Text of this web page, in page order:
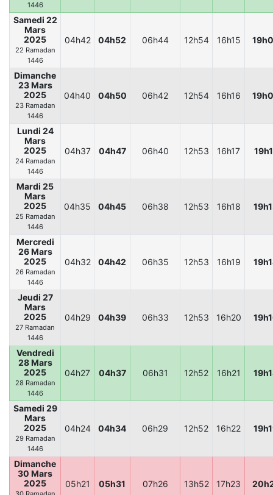
1446
Samedi 22
Mars
2025
22 Ramadan
1446
04h42 04h52 06h44 12h54 16h15
Dimanche
23 Mars
2025
23 Ramadan
1446
04h40 04h50 06h42 12h54 16h16
Lundi 24
Mars
2025
24 Ramadan
1446
04h37 04h47 06h40 12h53 16h17
Mardi 25
Mars
2025
25 Ramadan
1446
04h35 04h45 06h38 12h53 16h18
Mercredi
26 Mars
2025
26 Ramadan
1446
04h32 04h42 06h35 12h53 16h19
Jeudi 27
Mars
2025
27 Ramadan
1446
04h29 04h39 06h33 12h53 16h20
Vendredi
28 Mars
2025
28 Ramadan
1446
04h27 04h37 06h31 12h52 16h21
Samedi 29
Mars
2025
29 Ramadan
1446
04h24 04h34 06h29 12h52 16h22
Dimanche
30 Mars
2025
05h21 05h31 07h26 13h52 17h23